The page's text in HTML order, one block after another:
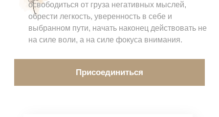
освободиться от груза негативных мыслей,
обрести легкость, уверенность в себе и
выбранном пути, начать наконец действовать не
на силе воли, а на силе фокуса внимания.
Присоединиться